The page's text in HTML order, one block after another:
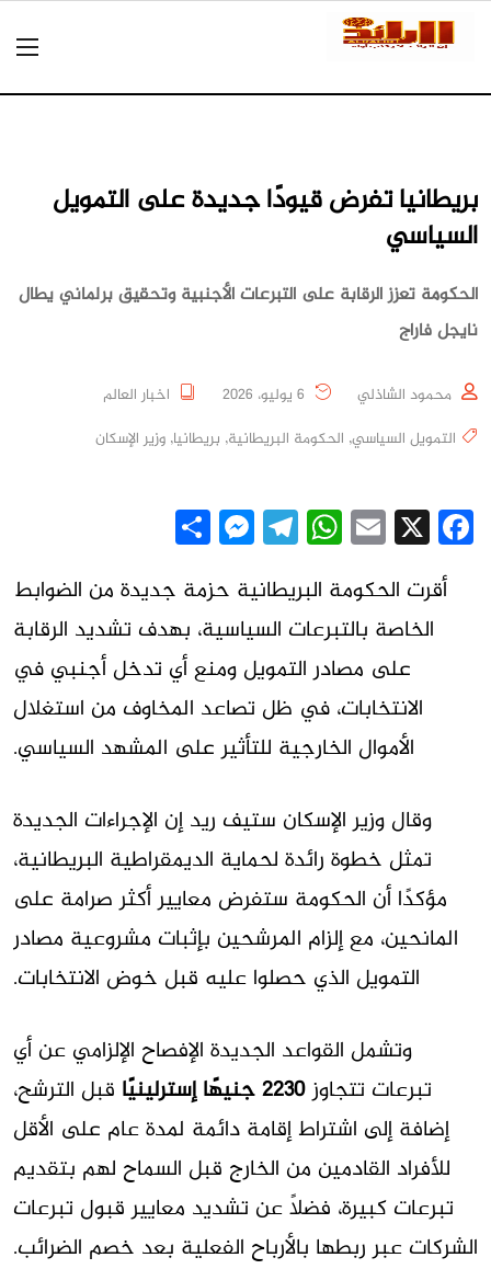
بريطانيا تفرض قيودًا جديدة على التمويل
السياسي
الحكومة تعزز الرقابة على التبرعات الأجنبية وتحقيق برلماني يطال
نايجل فاراج
محمود الشاذلي
اخبار العالم
التمويل السياسي, الحكومة البريطانية, بريطانيا, وزير الإسكان
Facebook
X
Email
WhatsApp
Telegram
Messenger
أقرت الحكومة البريطانية حزمة جديدة من الضوابط
الخاصة بالتبرعات السياسية، بهدف تشديد الرقابة
على مصادر التمويل ومنع أي تدخل أجنبي في
الانتخابات، في ظل تصاعد المخاوف من استغلال
الأموال الخارجية للتأثير على المشهد السياسي.
وقال وزير الإسكان ستيف ريد إن الإجراءات الجديدة
تمثل خطوة رائدة لحماية الديمقراطية البريطانية،
مؤكدًا أن الحكومة ستفرض معايير أكثر صرامة على
المانحين، مع إلزام المرشحين بإثبات مشروعية مصادر
التمويل الذي حصلوا عليه قبل خوض الانتخابات.
وتشمل القواعد الجديدة الإفصاح الإلزامي عن أي
تبرعات تتجاوز2230 جنيهًا إسترلينيًا
قبل الترشح،
إضافة إلى اشتراط إقامة دائمة لمدة عام على الأقل
للأفراد القادمين من الخارج قبل السماح لهم بتقديم
تبرعات كبيرة، فضلاً عن تشديد معايير قبول تبرعات
الشركات عبر ربطها بالأرباح الفعلية بعد خصم الضرائب.